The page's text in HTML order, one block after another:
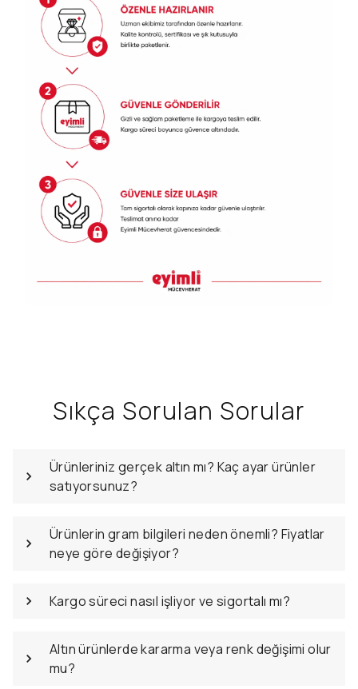
Sıkça Sorulan Sorular
Ürünleriniz gerçek altın mı? Kaç ayar ürünler
satıyorsunuz?
Ürünlerin gram bilgileri neden önemli? Fiyatlar
neye göre değişiyor?
Kargo süreci nasıl işliyor ve sigortalı mı?
Altın ürünlerde kararma veya renk değişimi olur
mu?